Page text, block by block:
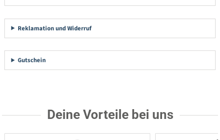
Reklamation und Widerruf
Gutschein
Deine Vorteile bei uns